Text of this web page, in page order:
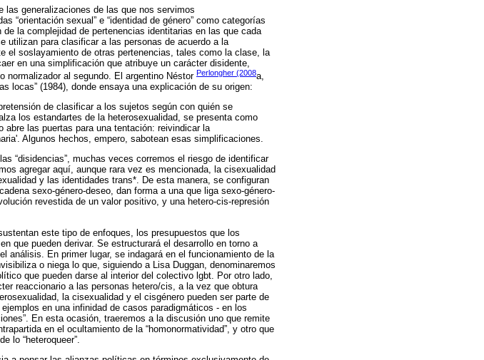
las generalizaciones de las que nos servimos
“orientación sexual” e “identidad de género” como categorías
la complejidad de pertenencias identitarias en las que cada
utilizan para clasificar a las personas de acuerdo a la
el soslayamiento de otras pertenencias, tales como la clase, la
en una simplificación que atribuye un carácter disidente,
normalizador al segundo. El argentino Néstor Perlongher (2008a,
locas” (1984), donde ensaya una explicación de su origen:
de clasificar a los sujetos según con quién se
los estandartes de la heterosexualidad, se presenta como
las puertas para una tentación: reivindicar la
Algunos hechos, empero, sabotean esas simplificaciones.
“disidencias”, muchas veces corremos el riesgo de identificar
agregar aquí, aunque rara vez es mencionada, la cisexualidad
y las identidades trans*. De esta manera, se configuran
sexo-género-deseo, dan forma a una que liga sexo-género-
revestida de un valor positivo, y una hetero-cis-represión
este tipo de enfoques, los presupuestos que los
que pueden derivar. Se estructurará el desarrollo en torno a
análisis. En primer lugar, se indagará en el funcionamiento de la
o niega lo que, siguiendo a Lisa Duggan, denominaremos
que pueden darse al interior del colectivo lgbt. Por otro lado,
reaccionario a las personas hetero/cis, a la vez que obtura
la cisexualidad y el cisgénero pueden ser parte de
en una infinidad de casos paradigmáticos - en los
En esta ocasión, traeremos a la discusión uno que remite
en el ocultamiento de la “homonormatividad”, y otro que
lo “heteroqueer”.